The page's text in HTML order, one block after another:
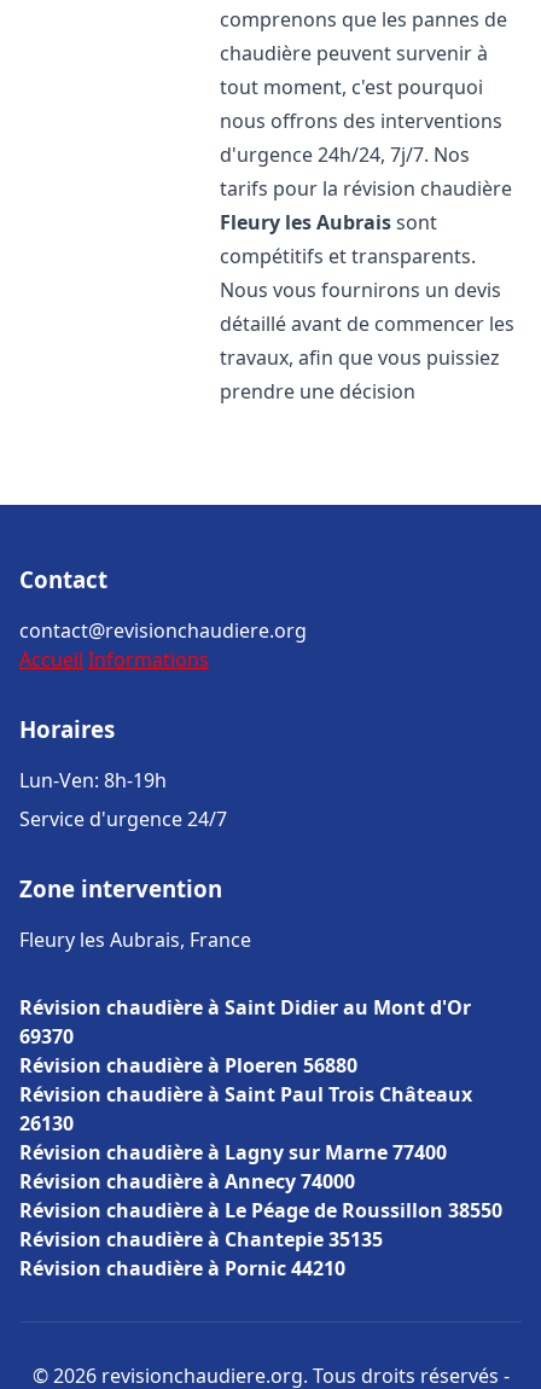
comprenons que les pannes de
chaudière peuvent survenir à
tout moment, c'est pourquoi
nous offrons des interventions
d'urgence 24h/24, 7j/7. Nos
tarifs pour la révision chaudière
Fleury les Aubraissont
compétitifs et transparents.
Nous vous fournirons un devis
détaillé avant de commencer les
travaux, afin que vous puissiez
prendre une décision
Contact
contact@revisionchaudiere.org
Accueil Informations
Horaires
Lun-Ven: 8h-19h
Service d'urgence 24/7
Zone intervention
Fleury les Aubrais, France
Révision chaudière à Saint Didier au Mont d'Or
69370
Révision chaudière à Ploeren 56880
Révision chaudière à Saint Paul Trois Châteaux
26130
Révision chaudière à Lagny sur Marne 77400
Révision chaudière à Annecy 74000
Révision chaudière à Le Péage de Roussillon 38550
Révision chaudière à Chantepie 35135
Révision chaudière à Pornic 44210
© 2026 revisionchaudiere.org. Tous droits réservés -